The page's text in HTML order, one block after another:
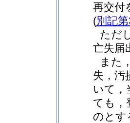
再交付
(別記
ただ
亡失届
また
失，汚
いて，
ても，
のとす